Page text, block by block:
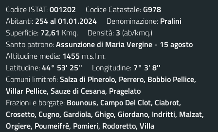
Codice ISTAT:001202 Codice Catastale:G978
Abitanti: 254 al 01.01.2024 Denominazione: Pralini
Superficie: 72,61 Kmq. Densità: 3 (ab/kmq.)
Santo patrono:Assunzione di Maria Vergine - 15 agosto
Altitudine media: 1455 m.s.l.m.
Latitudine:44° 53' 25'' Longitudine: 7° 3' 8''
Comuni limitrofi:Salza di Pinerolo, Perrero, Bobbio Pellice,
Villar Pellice, Sauze di Cesana, Pragelato
Frazioni e borgate: Bounous, Campo Del Clot, Ciabrot,
Crosetto, Cugno, Gardiola, Ghigo, Giordano, Indritti, Malzat,
Orgiere, Poumeifré, Pomieri, Rodoretto, Villa